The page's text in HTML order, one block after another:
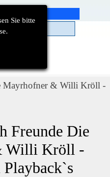
Sie bitte
überspringen
Mayrhofner & Willi Kröll -
Freunde Die
Willi Kröll -